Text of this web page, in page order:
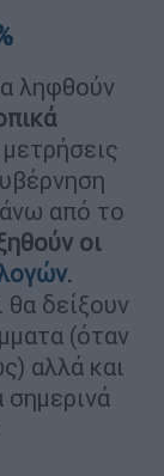
ληφθούν
από το
οι
.
θα δείξουν
(όταν
αλλά και